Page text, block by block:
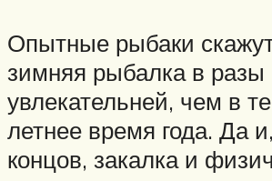
Опытные рыбаки
зимняя рыбалка в разы
увлекательней, чем в
летнее время года. Да
концов, закалка и